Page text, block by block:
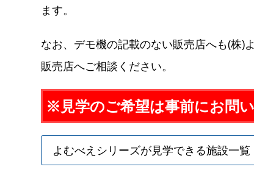
ます。
なお、デモ機の記載のない販売店へも(株)
販売店へご相談ください。
※見学のご希望は事前にお問
よむべえシリーズが見学できる施設一覧